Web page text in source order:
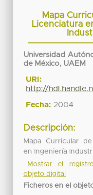
Mapa
Licenciatura
Universidad
de México, UAEM
URI:
http://
Fecha: 2004
Descripción:
Mapa Curricular
en Ingeniería
Mostrar el
objeto digital
Ficheros en el